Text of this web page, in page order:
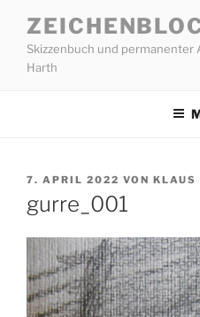
Inhalt
springen
Skizzenbuch und permanenter
Harth
VERÖFFENTLICHT
7. APRIL 2022 VON KLAUS
gurre_001